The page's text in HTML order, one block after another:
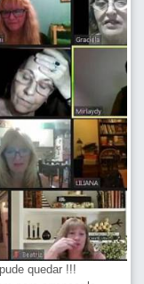
quedar !!!